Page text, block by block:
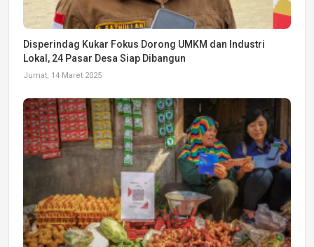
Disperindag Kukar Fokus Dorong UMKM dan Industri
Lokal, 24 Pasar Desa Siap Dibangun
Jumat, 14 Maret 2025